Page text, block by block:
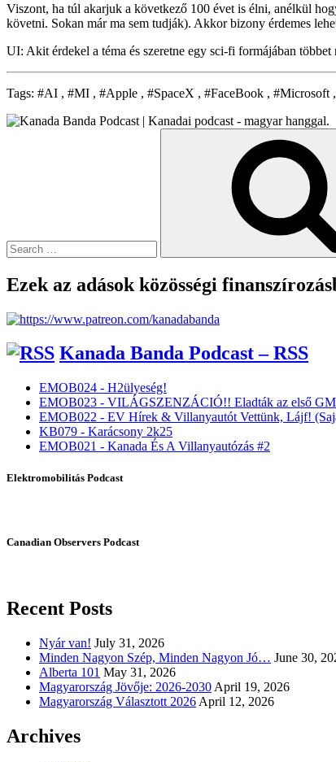
Viszont, ha túl akarjuk a következő 100 évet is élni, anélkül
követni. Sokan már ma sem tudják). Akkor bizony érdemes
UI: Akit érdekel a téma és szeretne egy sci-fi formájában
Tags: #AI , #MI , #Apple , #SpaceX , #FaceBook , #Microsoft
Ezek az adások közösségi
Kanada Banda Podcast – RSS
EMOB024 - H2ülyeség!
EMOB023 - VILÁGSZENZÁCIÓ!! Eladták az első
EMOB022 - EV Hírek & Villanyautót Vettünk, Lájf!
KB079 - Karácsony 2k25
EMOB021 - Kanada És A Villanyautózás #2
Elektromobilitás Podcast
Canadian Observers Podcast
Recent Posts
Nyár van! July 31, 2026
Minden Nagyon Szép, Minden Nagyon Jó… June 30,
Alberta 101 May 31, 2026
Magyarország Jövője: 2026-2030 April 19, 2026
Magyarország Választott 2026 April 12, 2026
Archives